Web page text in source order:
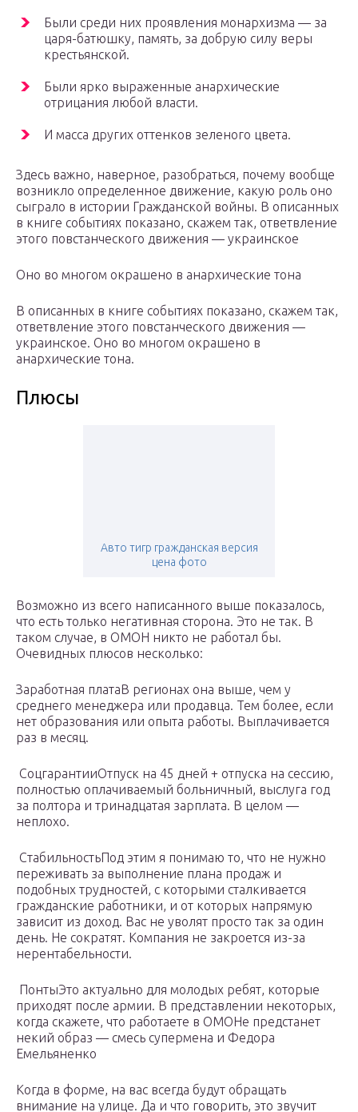
Были среди них проявления монархизма — за
царя-батюшку, память, за добрую силу веры
крестьянской.
Были ярко выраженные анархические
отрицания любой власти.
И масса других оттенков зеленого цвета.
Здесь важно, наверное, разобраться, почему вообще
возникло определенное движение, какую роль оно
сыграло в истории Гражданской войны. В описанных
в книге событиях показано, скажем так, ответвление
этого повстанческого движения — украинское
Оно во многом окрашено в анархические тона
В описанных в книге событиях показано, скажем так,
ответвление этого повстанческого движения —
украинское. Оно во многом окрашено в
анархические тона.
Плюсы
Авто тигр гражданская версия
цена фото
Возможно из всего написанного выше показалось,
что есть только негативная сторона. Это не так. В
таком случае, в ОМОН никто не работал бы.
Очевидных плюсов несколько:
Заработная платаВ регионах она выше, чем у
среднего менеджера или продавца. Тем более, если
нет образования или опыта работы. Выплачивается
раз в месяц.
СоцгарантииОтпуск на 45 дней + отпуска на сессию,
полностью оплачиваемый больничный, выслуга год
за полтора и тринадцатая зарплата. В целом —
неплохо.
СтабильностьПод этим я понимаю то, что не нужно
переживать за выполнение плана продаж и
подобных трудностей, с которыми сталкивается
гражданские работники, и от которых напрямую
зависит из доход. Вас не уволят просто так за один
день. Не сократят. Компания не закроется из-за
нерентабельности.
ПонтыЭто актуально для молодых ребят, которые
приходят после армии. В представлении некоторых,
когда скажете, что работаете в ОМОНе предстанет
некий образ — смесь супермена и Федора
Емельяненко
Когда в форме, на вас всегда будут обращать
внимание на улице. Да и что говорить, это звучит